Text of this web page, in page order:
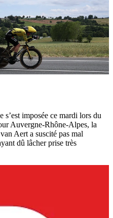
imposée ce mardi lors du
Auvergne-Rhône-Alpes, la
Aert a suscité pas mal
dû lâcher prise très